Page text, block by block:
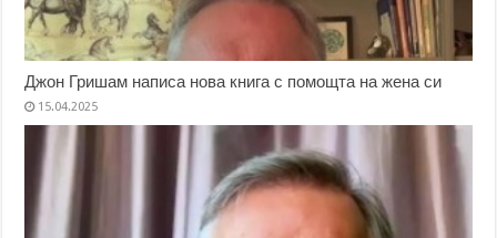
Джон Гришам написа нова книга с помощта на жена си
15.04.2025